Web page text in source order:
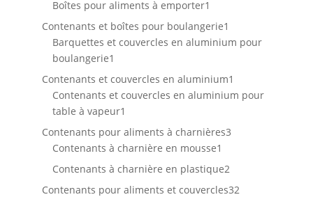
produit
Boîtes pour aliments à emporter1
produit
Contenants et boîtes pour boulangerie1
produit
Barquettes et couvercles en aluminium pour
boulangerie1
produit
Contenants et couvercles en aluminium1
produit
Contenants et couvercles en aluminium pour
table à vapeur1
produit
Contenants pour aliments à charnières33
Contenants à charnière en mousse1
produit
Contenants à charnière en plastique22
produits
Contenants pour aliments et couvercles3232